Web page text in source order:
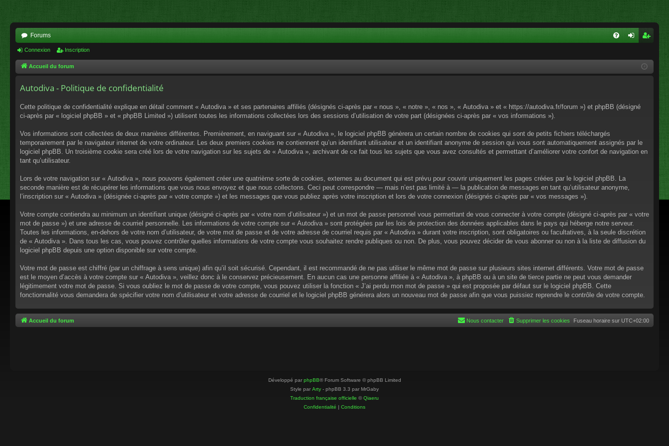
Forums
cri
Connexion Inscription
Accueil du forum
Autodiva - Politique de confidentialité
Cette politique de confidentialité explique en détail comment « Autodiva » et ses partenaires affiliés (désignés ci-après par « nous », « notre », « nos », « Autodiva » et « https://autodiva.fr/forum ») et phpBB (désigné
ci-après par « logiciel phpBB » et « phpBB Limited ») utilisent toutes les informations collectées lors des sessions d’utilisation de votre part (désignées ci-après par « vos informations »).
Vos informations sont collectées de deux manières différentes. Premièrement, en naviguant sur « Autodiva », le logiciel phpBB génèrera un certain nombre de cookies qui sont de petits fichiers téléchargés
temporairement par le navigateur internet de votre ordinateur. Les deux premiers cookies ne contiennent qu’un identifiant utilisateur et un identifiant anonyme de session qui vous sont automatiquement assignés par le
logiciel phpBB. Un troisième cookie sera créé lors de votre navigation sur les sujets de « Autodiva », archivant de ce fait tous les sujets que vous avez consultés et permettant d’améliorer votre confort de navigation en
tant qu’utilisateur.
Lors de votre navigation sur « Autodiva », nous pouvons également créer une quatrième sorte de cookies, externes au document qui est prévu pour couvrir uniquement les pages créées par le logiciel phpBB. La
seconde manière est de récupérer les informations que vous nous envoyez et que nous collectons. Ceci peut correspondre — mais n’est pas limité à — la publication de messages en tant qu’utilisateur anonyme,
l’inscription sur « Autodiva » (désignée ci-après par « votre compte ») et les messages que vous publiez après votre inscription et lors de votre connexion (désignés ci-après par « vos messages »).
Votre compte contiendra au minimum un identifiant unique (désigné ci-après par « votre nom d’utilisateur ») et un mot de passe personnel vous permettant de vous connecter à votre compte (désigné ci-après par « votre
mot de passe ») et une adresse de courriel personnelle. Les informations de votre compte sur « Autodiva » sont protégées par les lois de protection des données applicables dans le pays qui héberge notre serveur.
Toutes les informations, en-dehors de votre nom d’utilisateur, de votre mot de passe et de votre adresse de courriel requis par « Autodiva » durant votre inscription, sont obligatoires ou facultatives, à la seule discrétion
de « Autodiva ». Dans tous les cas, vous pouvez contrôler quelles informations de votre compte vous souhaitez rendre publiques ou non. De plus, vous pouvez décider de vous abonner ou non à la liste de diffusion du
logiciel phpBB depuis une option disponible sur votre compte.
Votre mot de passe est chiffré (par un chiffrage à sens unique) afin qu’il soit sécurisé. Cependant, il est recommandé de ne pas utiliser le même mot de passe sur plusieurs sites internet différents. Votre mot de passe
est le moyen d’accès à votre compte sur « Autodiva », veillez donc à le conservez précieusement. En aucun cas une personne affiliée à « Autodiva », à phpBB ou à un site de tierce partie ne peut vous demander
légitimement votre mot de passe. Si vous oubliez le mot de passe de votre compte, vous pouvez utiliser la fonction « J’ai perdu mon mot de passe » qui est proposée par défaut sur le logiciel phpBB. Cette
fonctionnalité vous demandera de spécifier votre nom d’utilisateur et votre adresse de courriel et le logiciel phpBB générera alors un nouveau mot de passe afin que vous puissiez reprendre le contrôle de votre compte.
Accueil du forum Fuseau horaire sur UTC+02:00
Supprimer les cookies
Nous contacter
Développé par phpBB® Forum Software © phpBB Limited
Style par Arty - phpBB 3.3 par MrGaby
Traduction française officielle ©Qiaeru
Confidentialité | Conditions